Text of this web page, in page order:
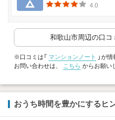
4.0
和歌山市周辺の口コ
※口コミは「 マンションノート
」が
お問い合わせは、
こちら からお願い
おうち時間を豊かにするヒ